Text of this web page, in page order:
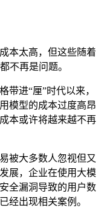
太高，但这些随着
不再是问题。
进“厘”时代以来，
模型的成本过度高昂
本或许将越来越不再
大多数人忽视但又
展，企业在使用大模
全漏洞导致的用户数
经出现相关案例。